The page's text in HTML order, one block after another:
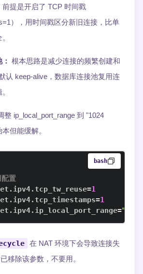
前提是开启了 TCP 时间戳
），用时间戳区分新旧连接，比单
根本思路是减少连接的频繁创建和
认 keep-alive，数据库连接池复用连
整 ip_local_port_range 到 "1024
但能缓解。
bash
置
=1
=1
=
在 NAT 环境下会导致连接失
移除该参数，不要用。